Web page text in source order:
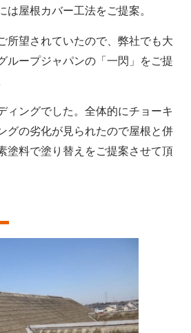
は屋根カバー工法をご提案。
所望されていたので、弊社でも大
ループジャパンの「一閃」をご提
ィングでした。全体的にチョーキ
グの劣化が見られたので屋根と併
塗料で塗り替えをご提案させて頂